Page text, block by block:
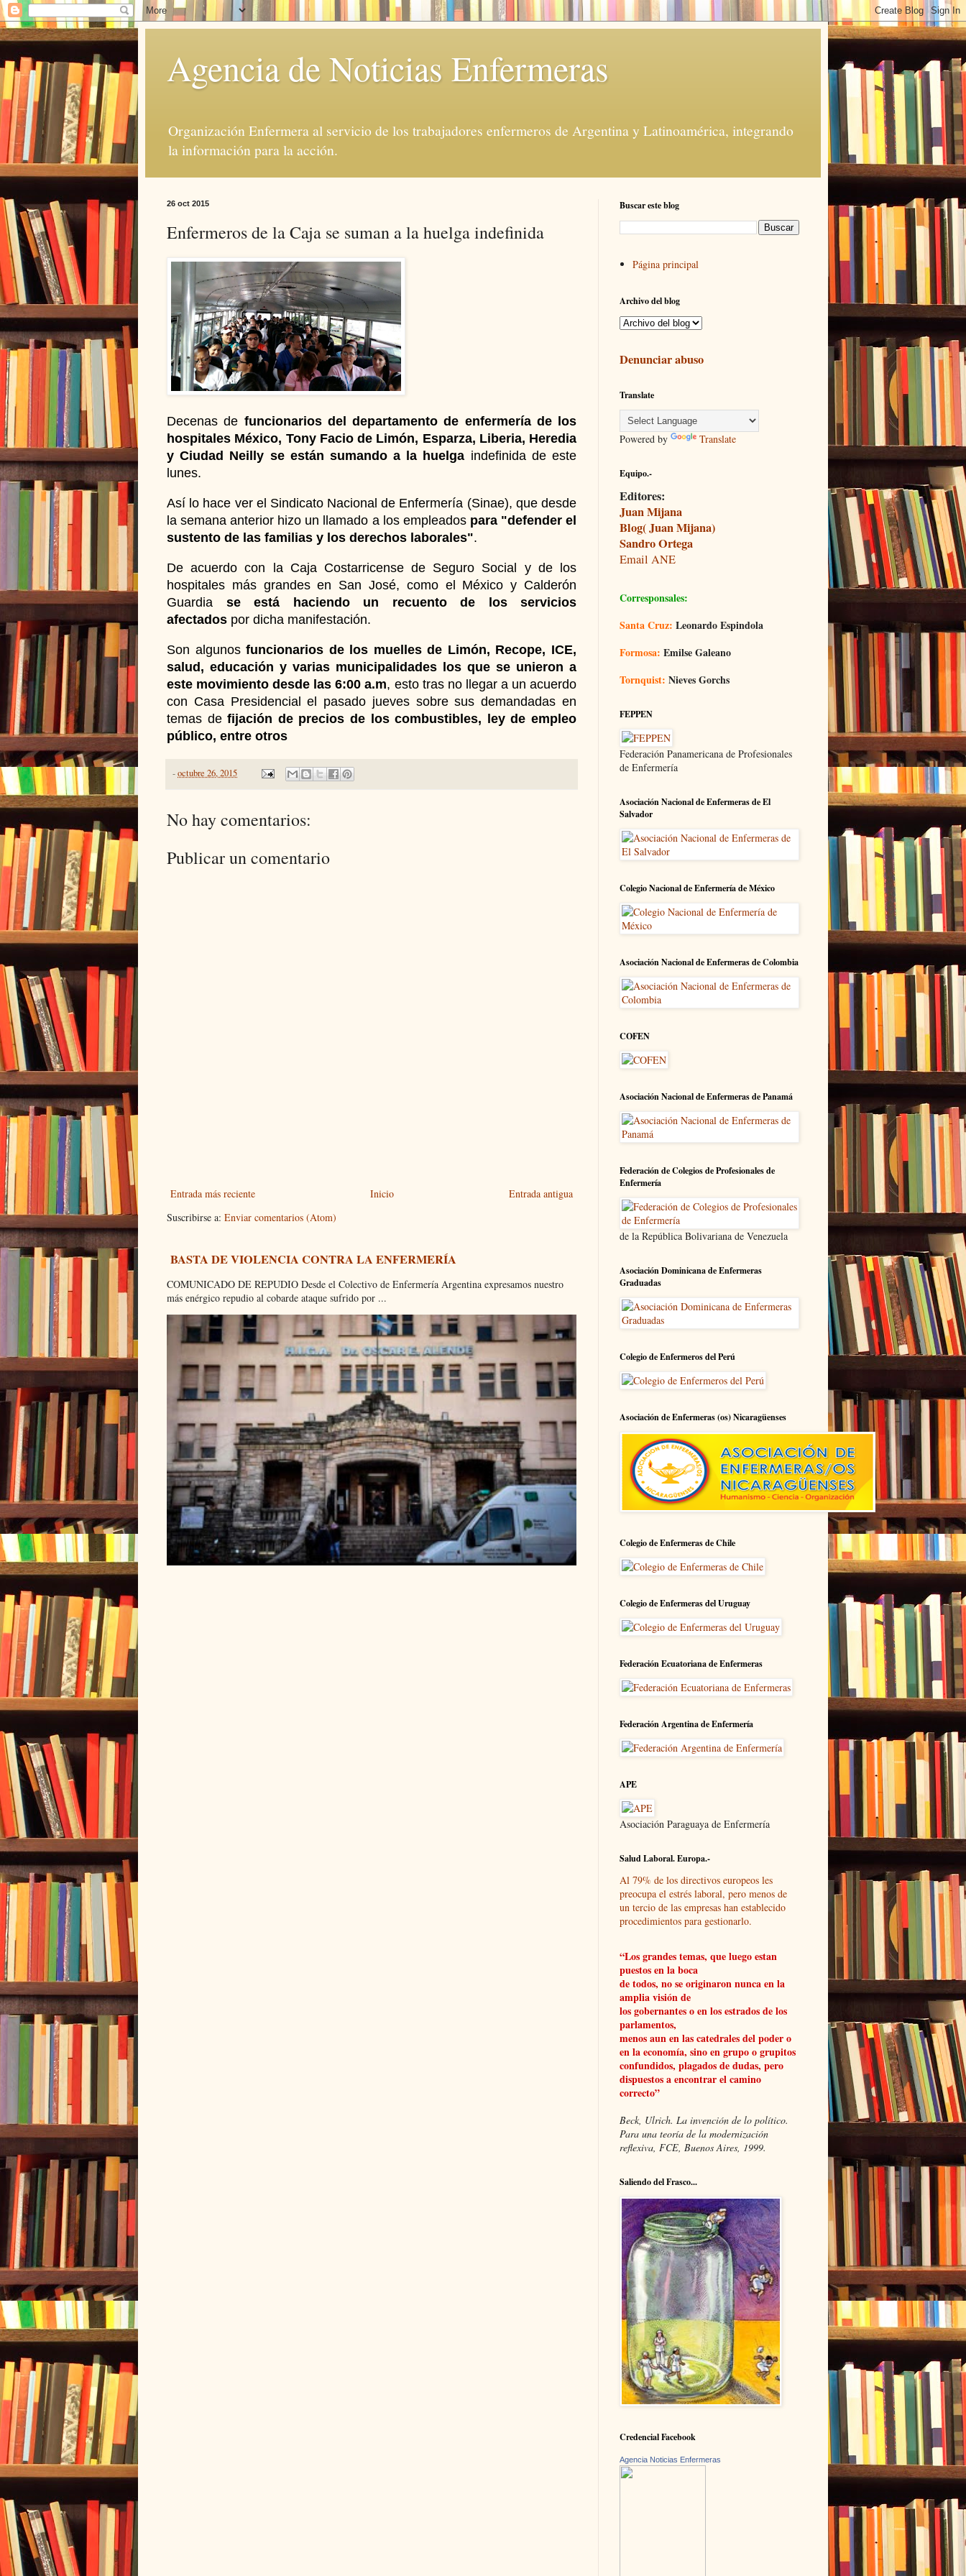
Agencia de Noticias Enfermeras
Organización Enfermera al servicio de los trabajadores enfermeros de Argentina y Latinoamérica, integrando
la información para la acción.
26 oct 2015
Enfermeros de la Caja se suman a la huelga indefinida
Decenas de funcionarios del departamento de enfermería de los
hospitales México, Tony Facio de Limón, Esparza, Liberia, Heredia
y Ciudad Neilly se están sumando a la huelga indefinida de este
lunes.
Así lo hace ver el Sindicato Nacional de Enfermería (Sinae), que desde
la semana anterior hizo un llamado a los empleados para "defender el
sustento de las familias y los derechos laborales".
De acuerdo con la Caja Costarricense de Seguro Social y de los
hospitales más grandes en San José, como el México y Calderón
Guardia se está haciendo un recuento de los servicios
afectados por dicha manifestación.
Son algunosfuncionarios de los muelles de Limón, Recope, ICE,
salud, educación y varias municipalidades los que se unieron a
este movimiento desde las 6:00 a.m, esto tras no llegar a un acuerdo
con Casa Presidencial el pasado jueves sobre sus demandadas en
temas defijación de precios de los combustibles, ley de empleo
público, entre otros
-octubre 26, 2015
No hay comentarios:
Publicar un comentario
Entrada más reciente Entrada antigua
Inicio
Suscribirse a: Enviar comentarios (Atom)
BASTA DE VIOLENCIA CONTRA LA ENFERMERÍA
COMUNICADO DE REPUDIO Desde el Colectivo de Enfermería Argentina expresamos nuestro
más enérgico repudio al cobarde ataque sufrido por ...
Buscar este blog
Página principal
Archivo del blog
Denunciar abuso
Translate
Powered by Translate
Equipo.-
Editores:
Juan Mijana
Blog( Juan Mijana)
Sandro Ortega
Email ANE
Corresponsales:
Santa Cruz: Leonardo Espindola
Formosa: Emilse Galeano
Tornquist: Nieves Gorchs
FEPPEN
Federación Panamericana de Profesionales
de Enfermería
Asociación Nacional de Enfermeras de El
Salvador
Colegio Nacional de Enfermería de México
Asociación Nacional de Enfermeras de Colombia
COFEN
Asociación Nacional de Enfermeras de Panamá
Federación de Colegios de Profesionales de
Enfermería
de la República Bolivariana de Venezuela
Asociación Dominicana de Enfermeras
Graduadas
Colegio de Enfermeros del Perú
Asociación de Enfermeras (os) Nicaragüenses
Colegio de Enfermeras de Chile
Colegio de Enfermeras del Uruguay
Federación Ecuatoriana de Enfermeras
Federación Argentina de Enfermería
APE
Asociación Paraguaya de Enfermería
Salud Laboral. Europa.-
Al 79% de los directivos europeos les
preocupa el estrés laboral, pero menos de
un tercio de las empresas han establecido
procedimientos para gestionarlo.
“Los grandes temas, que luego estan
puestos en la boca
de todos, no se originaron nunca en la
amplia visión de
los gobernantes o en los estrados de los
parlamentos,
menos aun en las catedrales del poder o
en la economía, sino en grupo o grupitos
confundidos, plagados de dudas, pero
dispuestos a encontrar el camino
correcto”
Beck, Ulrich. La invención de lo político.
Para una teoría de la modernización
reflexiva, FCE, Buenos Aires, 1999.
Saliendo del Frasco...
Credencial Facebook
Agencia Noticias Enfermeras